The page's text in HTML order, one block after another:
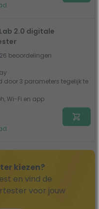
2.0 digitale
26 beoordelingen
door 3 parameters tegelijk te
Wi-Fi en app
kiezen?
en vind de
voor jouw